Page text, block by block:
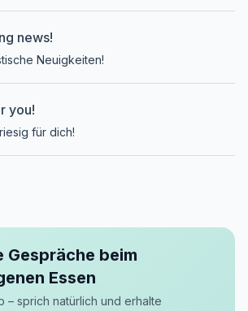
news!
Neuigkeiten!
you!
für dich!
Gespräche beim
Essen
– sprich natürlich und erhalte